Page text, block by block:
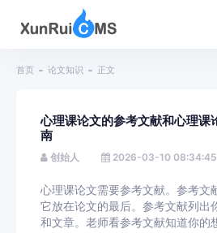
首页 论文知识 正文
心理课论文的参考文献和心理课
南
创始人 2026-03-10 08:34:45
心理课论文需要参考文献。参考文
它放在论文的最后。参考文献列出
和文章。老师看参考文献知道你的